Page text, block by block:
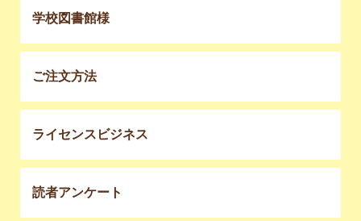
学校図書館様
ご注文方法
ライセンスビジネス
読者アンケート